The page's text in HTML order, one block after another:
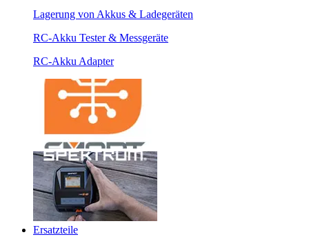
Lagerung von Akkus & Ladegeräten
RC-Akku Tester & Messgeräte
RC-Akku Adapter
Ersatzteile